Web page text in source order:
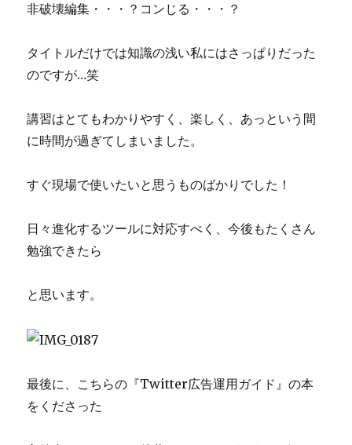
非破壊編集・・・？コンじる・・・？
タイトルだけでは知識の浅い私にはさっぱりだった
のですが…笑
講習はとてもわかりやすく、楽しく、あっという間
に時間が過ぎてしまいました。
すぐ現場で使いたいと思うものばかりでした！
日々進化するツールに対応すべく、今後もたくさん
勉強できたら
と思います。
最後に、こちらの『Twitter広告運用ガイド』の本
をくださった